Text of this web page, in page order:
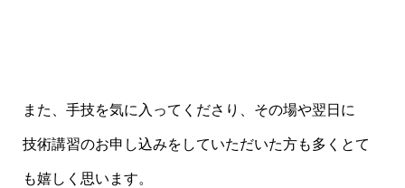
また、手技を気に入ってくださり、その場や翌日に
技術講習のお申し込みをしていただいた方も多くとて
も嬉しく思います。